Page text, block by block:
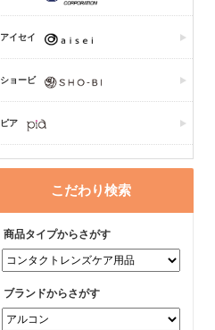
アイセイ
ショービ
ピア
こだわり検索
商品タイプからさがす
ブランドからさがす